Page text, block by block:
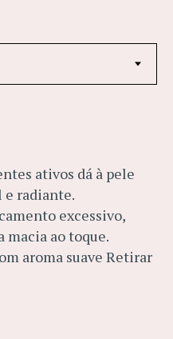
ativos dá à pele
e radiante.
excessivo,
ao toque.
aroma suave Retirar